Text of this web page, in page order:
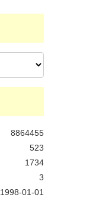
8864455
523
1734
3
1998-01-01